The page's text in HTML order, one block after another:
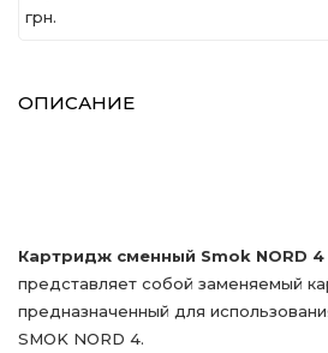
грн.
ОПИСАНИЕ
Картридж сменный Smok NORD 4
представляет собой заменяемый
предназначенный для
SMOK NORD 4.